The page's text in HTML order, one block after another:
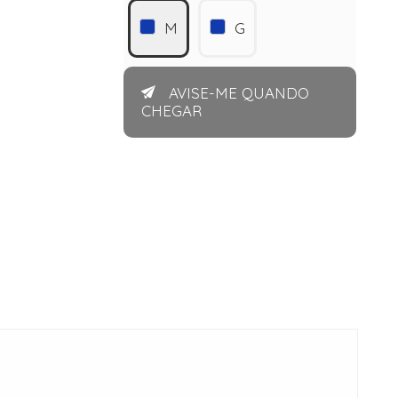
M G
AVISE-ME QUANDO
CHEGAR